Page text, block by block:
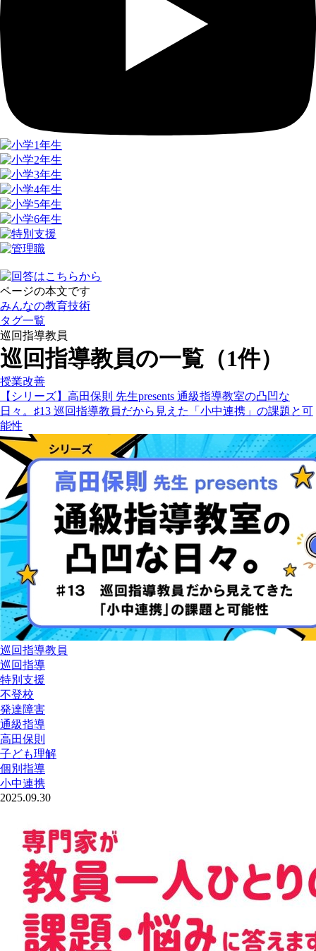
ページの本文です
みんなの教育技術
タグ一覧
巡回指導教員
巡回指導教員の一覧（1件）
授業改善
【シリーズ】高田保則 先生presents 通級指導教室の凸凹な
日々。♯13 巡回指導教員だから見えた「小中連携」の課題と可
能性
巡回指導教員
巡回指導
特別支援
不登校
発達障害
通級指導
高田保則
子ども理解
個別指導
小中連携
2025.09.30